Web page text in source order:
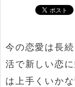
今の恋愛は長
活で新しい恋
は上手くいか